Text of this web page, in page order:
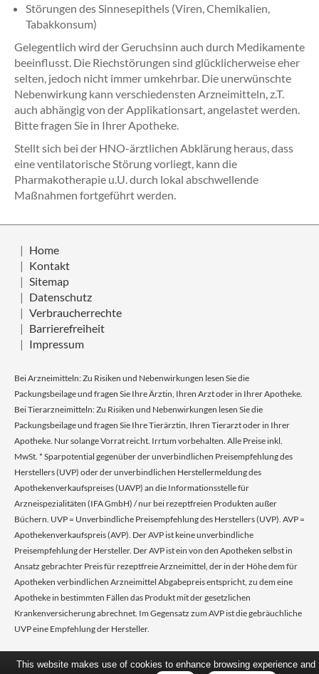
Störungen des Sinnesepithels (Viren, Chemikalien,
Tabakkonsum)
Gelegentlich wird der Geruchsinn auch durch Medikamente
beeinflusst. Die Riechstörungen sind glücklicherweise eher
selten, jedoch nicht immer umkehrbar. Die unerwünschte
Nebenwirkung kann verschiedensten Arzneimitteln, z.T.
auch abhängig von der Applikationsart, angelastet werden.
Bitte fragen Sie in Ihrer Apotheke.
Stellt sich bei der HNO-ärztlichen Abklärung heraus, dass
eine ventilatorische Störung vorliegt, kann die
Pharmakotherapie u.U. durch lokal abschwellende
Maßnahmen fortgeführt werden.
Home
Kontakt
Sitemap
Datenschutz
Verbraucherrechte
Barrierefreiheit
Impressum
Bei Arzneimitteln: Zu Risiken und Nebenwirkungen lesen Sie die
Packungsbeilage und fragen Sie Ihre Ärztin, Ihren Arzt oder in Ihrer Apotheke.
Bei Tierarzneimitteln: Zu Risiken und Nebenwirkungen lesen Sie die
Packungsbeilage und fragen Sie Ihre Tierärztin, Ihren Tierarzt oder in Ihrer
Apotheke. Nur solange Vorrat reicht. Irrtum vorbehalten. Alle Preise inkl.
MwSt. * Sparpotential gegenüber der unverbindlichen Preisempfehlung des
Herstellers (UVP) oder der unverbindlichen Herstellermeldung des
Apothekenverkaufspreises (UAVP) an die Informationsstelle für
Arzneispezialitäten (IFA GmbH) / nur bei rezeptfreien Produkten außer
Büchern. UVP = Unverbindliche Preisempfehlung des Herstellers (UVP). AVP =
Apothekenverkaufspreis (AVP). Der AVP ist keine unverbindliche
Preisempfehlung der Hersteller. Der AVP ist ein von den Apotheken selbst in
Ansatz gebrachter Preis für rezeptfreie Arzneimittel, der in der Höhe dem für
Apotheken verbindlichen Arzneimittel Abgabepreis entspricht, zu dem eine
Apotheke in bestimmten Fällen das Produkt mit der gesetzlichen
Krankenversicherung abrechnet. Im Gegensatz zum AVP ist die gebräuchliche
UVP eine Empfehlung der Hersteller.
This website makes use of cookies to enhance browsing experience and